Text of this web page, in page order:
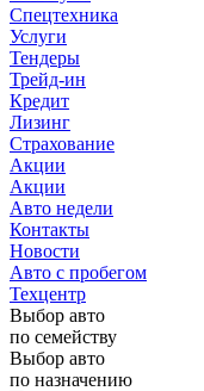
Спецтехника
Услуги
Тендеры
Трейд-ин
Кредит
Лизинг
Страхование
Акции
Акции
Авто недели
Контакты
Новости
Авто с пробегом
Техцентр
Выбор авто
по семейству
Выбор авто
по назначению